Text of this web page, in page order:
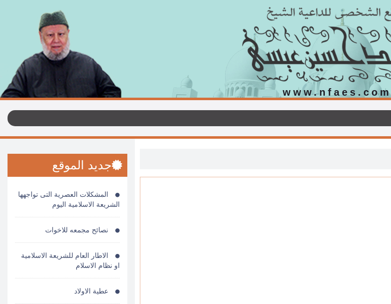
www.nfaes.com
جديد الموقع
المشكلات العصرية التى تواجهها
الشريعة الاسلامية اليوم
نصائح مجمعه للاخوات
الاطار العام للشريعة الاسلامية
او نظام الاسلام
عطية الاولاد